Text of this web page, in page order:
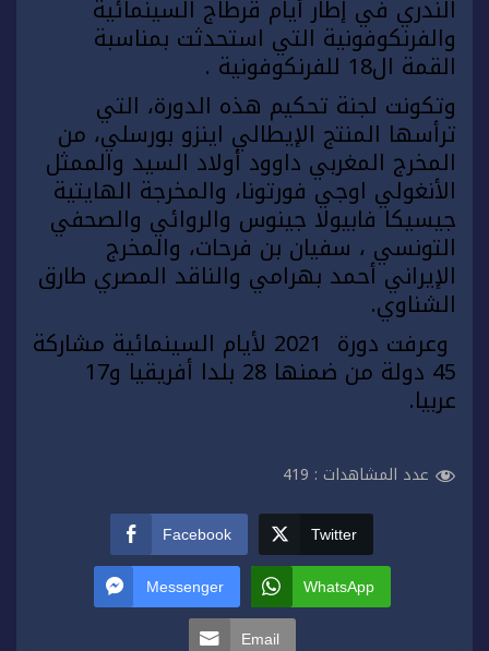
الندري في إطار أيام قرطاج السينمائية
والفرنكوفونية التي استحدثت بمناسبة
القمة ال18 للفرنكوفونية .
وتكونت لجنة تحكيم هذه الدورة، التي
ترأسها المنتج الإيطالي اينزو بورسلي، من
المخرج المغربي داوود أولاد السيد والممثل
الأنغولي اوجي فورتونا، والمخرجة الهايتية
جيسيكا فابيولا جينوس والروائي والصحفي
التونسي ، سفيان بن فرحات، والمخرج
الإيراني أحمد بهرامي والناقد المصري طارق
الشناوي.
وعرفت دورة 2021 لأيام السينمائية مشاركة
45 دولة من ضمنها 28 بلدا أفريقيا و17
عربيا.
عدد المشاهدات : 419
Facebook Twitter
Messenger WhatsApp
Email